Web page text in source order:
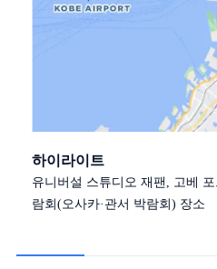
하이라이트
유니버설 스튜디오 재팬, 고베
람회(오사카·관서 박람회) 장소